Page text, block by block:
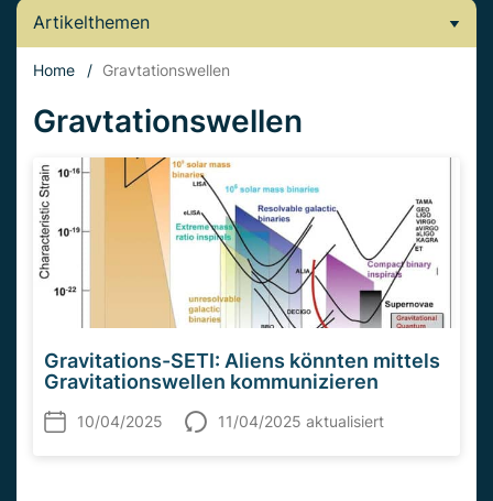
Artikelthemen
Home / Gravtationswellen
Gravtationswellen
Gravitations-SETI: Aliens könnten mittels
Gravitationswellen kommunizieren
10/04/2025 11/04/2025 aktualisiert